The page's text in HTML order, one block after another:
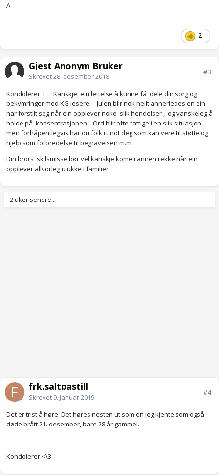
A.
2
Gjest Anonym Bruker
Skrevet28. desember 2018
#3
Kondolerer ! Kanskje ein lettelse å kunne få dele din sorg og
bekymringer med KG lesere. Julen blir nok heilt annerledes en ein
har forstilt seg når ein opplever noko slik hendelser , og vanskeleg å
holde på konsentrasjonen. Ord blir ofte fattige i en slik situasjon,
men forhåpentlegvis har du folk rundt deg som kan vere til støtte og
hjelp som forbredelse til begravelsen m.m.
Din brors skilsmisse bør vel kanskje kome i annen rekke når ein
opplever allvorleg ulukke i familien .
2 uker senere...
frk.saltpastill
Skrevet 9. januar 2019
#4
Det er trist å høre. Det høres nesten ut som en jeg kjente som også
døde brått 21. desember, bare 28 år gammel.
Kondolerer <\3